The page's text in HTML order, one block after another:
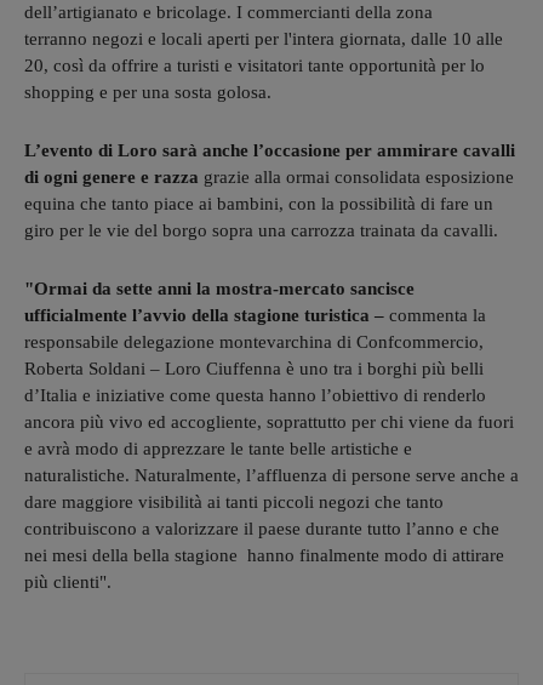
dell’artigianato e bricolage. I commercianti della zona
terranno negozi e locali aperti per l'intera giornata, dalle 10 alle
20, così da offrire a turisti e visitatori tante opportunità per lo
shopping e per una sosta golosa.
L’evento di Loro sarà anche l’occasione per ammirare cavalli
di ogni genere e razza grazie alla ormai consolidata esposizione
equina che tanto piace ai bambini, con la possibilità di fare un
giro per le vie del borgo sopra una carrozza trainata da cavalli.
"Ormai da sette anni la mostra-mercato sancisce
ufficialmente l’avvio della stagione turistica – commenta la
responsabile delegazione montevarchina di Confcommercio,
Roberta Soldani – Loro Ciuffenna è uno tra i borghi più belli
d’Italia e iniziative come questa hanno l’obiettivo di renderlo
ancora più vivo ed accogliente, soprattutto per chi viene da fuori
e avrà modo di apprezzare le tante belle artistiche e
naturalistiche. Naturalmente, l’affluenza di persone serve anche a
dare maggiore visibilità ai tanti piccoli negozi che tanto
contribuiscono a valorizzare il paese durante tutto l’anno e che
nei mesi della bella stagione hanno finalmente modo di attirare
più clienti".